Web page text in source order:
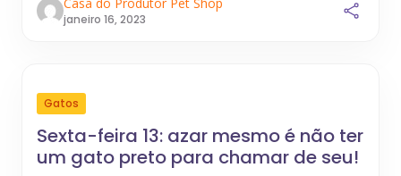
janeiro 16, 2023
Gatos
Sexta-feira 13: azar mesmo é não ter
um gato preto para chamar de seu!